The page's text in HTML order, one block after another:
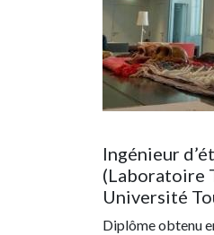
Ingénieur
(Laboratoire
Université
Diplôme obtenu